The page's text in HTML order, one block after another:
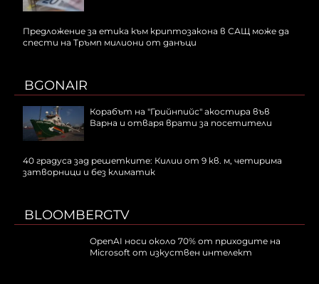
Предложение за етика към криптозакона в САЩ може да
спести на Тръмп милиони от данъци
BGONAIR
Корабът на "Грийнпийс" акостира във
Варна и отваря врати за посетители
40 градуса зад решетките: Килии от 9 кв. м, четирима
затворници и без климатик
BLOOMBERGTV
OpenAI носи около 70% от приходите на
Microsoft от изкуствен интелект